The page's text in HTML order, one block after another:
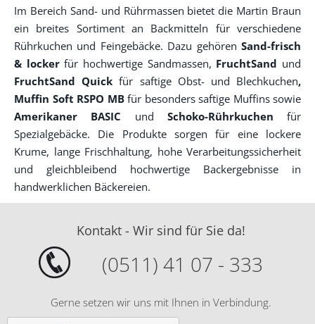
Im Bereich Sand- und Rührmassen bietet die Martin Braun
ein breites Sortiment an Backmitteln für verschiedene
Rührkuchen und Feingebäcke. Dazu gehören Sand-frisch
& lockerfür hochwertige Sandmassen, FruchtSand und
FruchtSand Quick für saftige Obst- und Blechkuchen,
Muffin Soft RSPO MBfür besonders saftige Muffins sowie
Amerikaner BASIC und Schoko-Rührkuchen für
Spezialgebäcke. Die Produkte sorgen für eine lockere
Krume, lange Frischhaltung, hohe Verarbeitungssicherheit
und gleichbleibend hochwertige Backergebnisse in
handwerklichen Bäckereien.
Kontakt - Wir sind für Sie da!
(0511) 41 07 - 333
Gerne setzen wir uns mit Ihnen in Verbindung.